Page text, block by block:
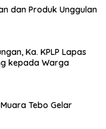
dan Produk Unggulan
Ka. KPLP Lapas
kepada Warga
Tebo Gelar